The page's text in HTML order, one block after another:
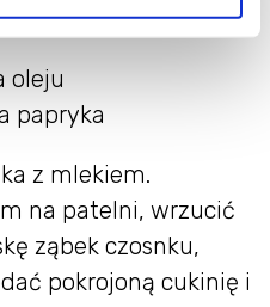
oleju
papryka
z mlekiem.
na patelni, wrzucić
ząbek czosnku,
pokrojoną cukinię i